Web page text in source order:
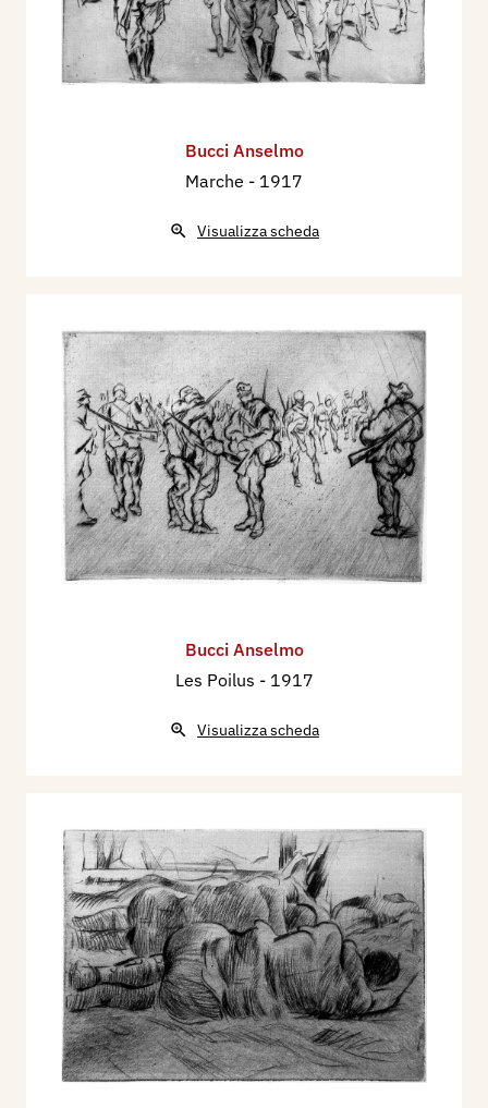
Bucci Anselmo
Marche - 1917
Visualizza scheda
Bucci Anselmo
Les Poilus - 1917
Visualizza scheda